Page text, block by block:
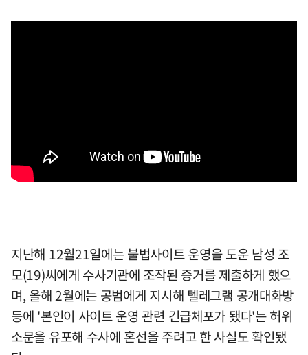
지난해 12월21일에는 불법사이트 운영을 도운 남성 조
모(19)씨에게 수사기관에 조작된 증거를 제출하게 했으
며, 올해 2월에는 공범에게 지시해 텔레그램 공개대화방
등에 '본인이 사이트 운영 관련 긴급체포가 됐다'는 허위
소문을 유포해 수사에 혼선을 주려고 한 사실도 확인됐